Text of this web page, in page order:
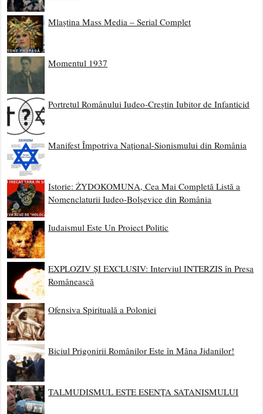
Mlaștina Mass Media – Serial Complet
Momentul 1937
Portretul Românului Iudeo-Creștin Iubitor de Infanticid
Manifest Împotriva Național-Sionismului din România
Istorie: ŻYDOKOMUNA, Cea Mai Completă Listă a
Nomenclaturii Iudeo-Bolșevice din România
Iudaismul Este Un Proiect Politic
EXPLOZIV ȘI EXCLUSIV: Interviul INTERZIS în Presa
Românească
Ofensiva Spirituală a Poloniei
Biciul Prigonirii Românilor Este în Mâna Jidanilor!
TALMUDISMUL ESTE ESENȚA SATANISMULUI